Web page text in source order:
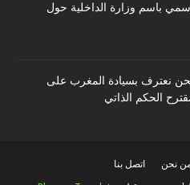
باسم وزارة الداخلية حول
نعترف بسيادة المغرب على
الحكم الذاتي
نحن اتصل بنا